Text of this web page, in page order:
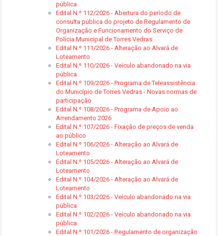
pública
Edital N.º 112/2026 - Abertura do período de
consulta pública do projeto de Regulamento de
Organização e Funcionamento do Serviço de
Polícia Municipal de Torres Vedras
Edital N.º 111/2026 - Alteração ao Alvará de
Loteamento
Edital N.º 110/2026 - Veículo abandonado na via
pública
Edital N.º 109/2026 - Programa de Teleassistência
do Município de Torres Vedras - Novas normas de
participação
Edital N.º 108/2026 - Programa de Apoio ao
Arrendamento 2026
Edital N.º 107/2026 - Fixação de preços de venda
ao público
Edital N.º 106/2026 - Alteração ao Alvará de
Loteamento
Edital N.º 105/2026 - Alteração ao Alvará de
Loteamento
Edital N.º 104/2026 - Alteração ao Alvará de
Loteamento
Edital N.º 103/2026 - Veículo abandonado na via
pública
Edital N.º 102/2026 - Veículo abandonado na via
pública
Edital N.º 101/2026 - Regulamento de organização